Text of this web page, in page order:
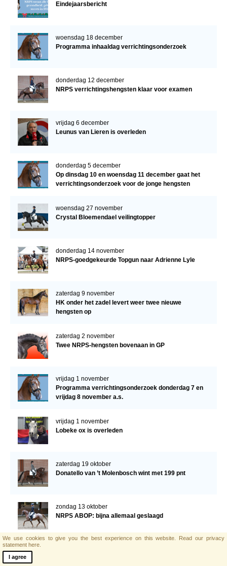
Eindejaarsbericht
woensdag 18 december
Programma inhaaldag verrichtingsonderzoek
donderdag 12 december
NRPS verrichtingshengsten klaar voor examen
vrijdag 6 december
Leunus van Lieren is overleden
donderdag 5 december
Op dinsdag 10 en woensdag 11 december gaat het
verrichtingsonderzoek voor de jonge hengsten
woensdag 27 november
Crystal Bloemendael veilingtopper
donderdag 14 november
NRPS-goedgekeurde Topgun naar Adrienne Lyle
zaterdag 9 november
HK onder het zadel levert weer twee nieuwe
hengsten op
zaterdag 2 november
Twee NRPS-hengsten bovenaan in GP
vrijdag 1 november
Programma verrichtingsonderzoek donderdag 7 en
vrijdag 8 november a.s.
vrijdag 1 november
Lobeke ox is overleden
zaterdag 19 oktober
Donatello van ’t Molenbosch wint met 199 pnt
zondag 13 oktober
NRPS ABOP: bijna allemaal geslaagd
We use cookies to give you the best experience on this website. Read our privacy
statement here.
I agree